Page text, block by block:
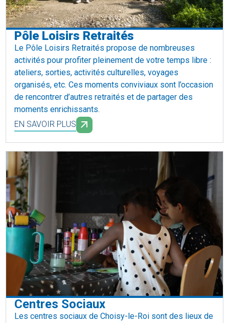
Pôle Loisirs Retraités
Le Pôle Loisirs Retraités propose de nombreuses
activités pour profiter pleinement de votre temps libre :
ateliers, sorties, activités culturelles, voyages
organisés, etc. Ces moments conviviaux sont l’occasion
de rencontrer d’autres retraités et de partager des
moments enrichissants.
EN SAVOIR PLUS
Centres Sociaux
Les centres sociaux de Choisy-le-Roi sont des lieux de